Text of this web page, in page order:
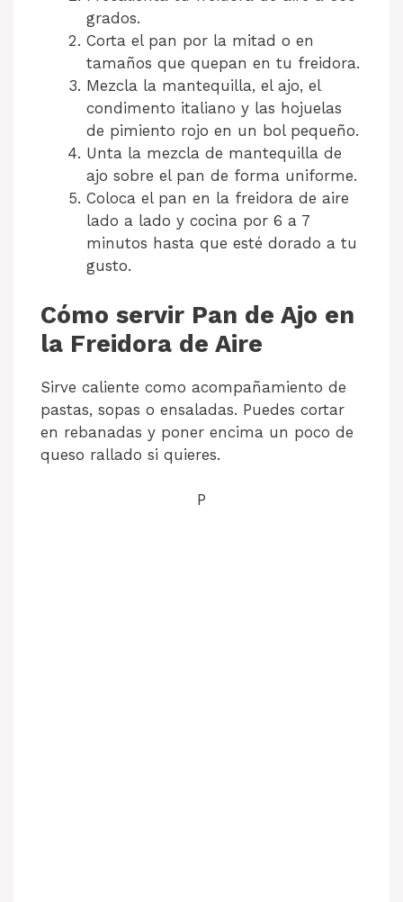
grados.
Corta el pan por la mitad o en
tamaños que quepan en tu freidora.
Mezcla la mantequilla, el ajo, el
condimento italiano y las hojuelas
de pimiento rojo en un bol pequeño.
Unta la mezcla de mantequilla de
ajo sobre el pan de forma uniforme.
Coloca el pan en la freidora de aire
lado a lado y cocina por 6 a 7
minutos hasta que esté dorado a tu
gusto.
Cómo servir Pan de Ajo en
la Freidora de Aire
Sirve caliente como acompañamiento de
pastas, sopas o ensaladas. Puedes cortar
en rebanadas y poner encima un poco de
queso rallado si quieres.
P